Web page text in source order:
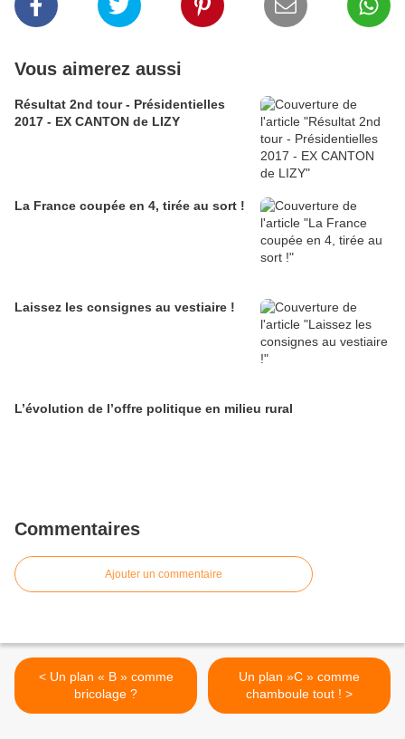
Vous aimerez aussi
Résultat 2nd tour - Présidentielles
2017 - EX CANTON de LIZY
La France coupée en 4, tirée au sort !
Laissez les consignes au vestiaire !
L’évolution de l’offre politique en milieu rural
Commentaires
Ajouter un commentaire
< Un plan « B » comme
bricolage ?
Un plan »C » comme
chamboule tout ! >